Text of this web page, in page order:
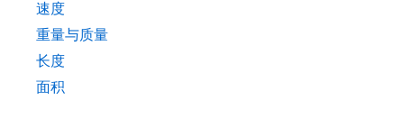
速度
重量与质量
长度
面积